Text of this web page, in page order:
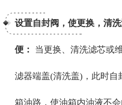
设置自封阀，使更换，清
便： 当更换、清洗滤芯或
滤器端盖(清洗盖)，此时自
箱油路，使油箱内油液不